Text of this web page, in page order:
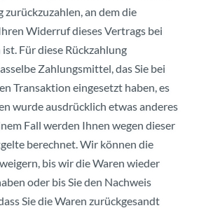
zurückzuzahlen, an dem die
Widerruf dieses Vertrags bei
Für diese Rückzahlung
Zahlungsmittel, das Sie bei
Transaktion eingesetzt haben, es
wurde ausdrücklich etwas anderes
Fall werden Ihnen wegen dieser
berechnet. Wir können die
bis wir die Waren wieder
oder bis Sie den Nachweis
Sie die Waren zurückgesandt